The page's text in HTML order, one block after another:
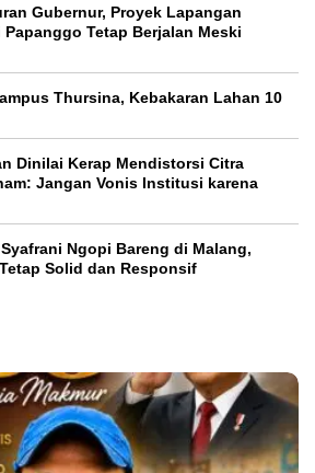
Gubernur, Proyek Lapangan
Papanggo Tetap Berjalan Meski
Thursina, Kebakaran Lahan 10
Dinilai Kerap Mendistorsi Citra
Jangan Vonis Institusi karena
Ngopi Bareng di Malang,
Solid dan Responsif